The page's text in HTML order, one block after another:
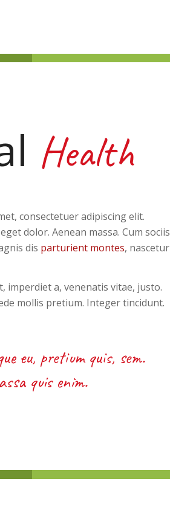
Health
consectetuer adipiscing elit.
dolor. Aenean massa. Cum sociis
dis parturient montes, nascetur
imperdiet a, venenatis vitae, justo.
mollis pretium. Integer tincidunt.
eu, pretium quis, sem.
quis enim.